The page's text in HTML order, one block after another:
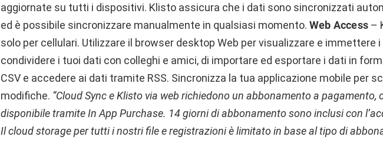
aggiornate su tutti i dispositivi. Klisto assicura che i dati sono sincronizzati
ed è possibile sincronizzare manualmente in qualsiasi momento. Web Access –
solo per cellulari. Utilizzare il browser desktop Web per visualizzare e immettere i
condividere i tuoi dati con colleghi e amici, di importare ed esportare i dati in
CSV e accedere ai dati tramite RSS. Sincronizza la tua applicazione mobile per
modifiche. “Cloud Sync e Klisto via web richiedono un abbonamento a pagamento,
disponibile tramite In App Purchase. 14 giorni di abbonamento sono inclusi con
Il cloud storage per tutti i nostri file e registrazioni è limitato in base al tipo di